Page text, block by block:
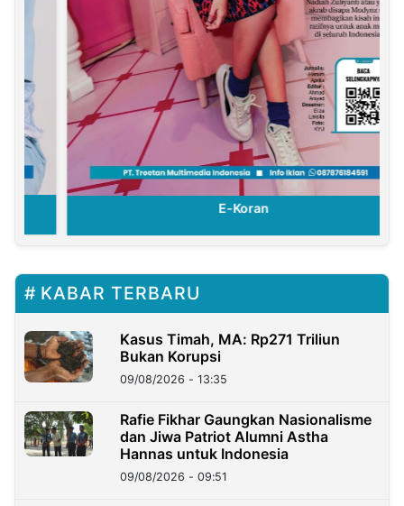
E-Koran
KABAR TERBARU
Kasus Timah, MA: Rp271 Triliun
Bukan Korupsi
09/08/2026 - 13:35
Rafie Fikhar Gaungkan Nasionalisme
dan Jiwa Patriot Alumni Astha
Hannas untuk Indonesia
09/08/2026 - 09:51